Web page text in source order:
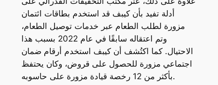
أدلة تفيد بأن كيبف قد استخدم بطاقات ائتمان
مزورة لطلب الطعام عبر خدمات توصيل الطعام،
وتم اعتقاله سابقًا في عام 2022 بسبب هذا
الاحتيال. كما اكتُشف أن كيبف استخدم أرقام ضمان
اجتماعي مزورة للحصول على قروض، وكان يحتفظ
بأكثر من 12 رخصة قيادة مزورة على حاسوبه.